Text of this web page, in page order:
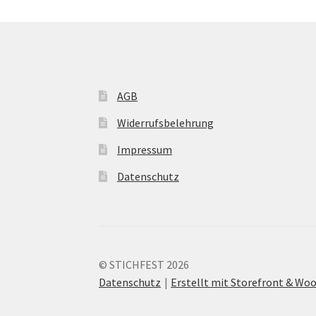
AGB
Widerrufsbelehrung
Impressum
Datenschutz
© STICHFEST 2026
Datenschutz
Erstellt mit Storefront &